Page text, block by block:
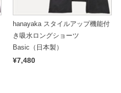
hanayaka スタイルアップ機能付
き吸水ロングショーツ
Basic（日本製）
¥7,480